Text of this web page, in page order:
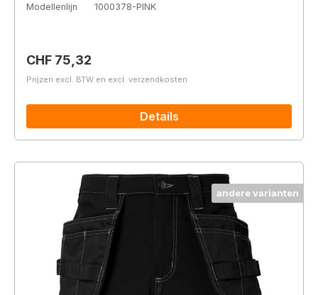
Modellenlijn
1000378-PINK
Normale prijs:
CHF 75,32
Prijzen excl. BTW en excl. verzendkosten
Details
andere varianten